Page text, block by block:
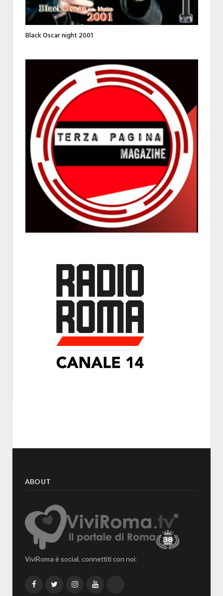
Black Oscar night 2001
ABOUT
ViviRoma è social, connettiti con noi:
FacebookTwitterInstagramYouTube